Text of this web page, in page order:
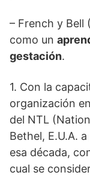
– French y Bell
como un
gestación.
1. Con la
organización
del NTL
Bethel, E.U.A.
esa década,
cual se